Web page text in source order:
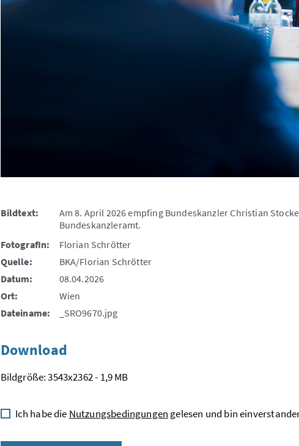
Bildtext:
Am 8. April 2026 empfing Bundeskanzler Christian
Bundeskanzleramt.
FotografIn:
Florian Schrötter
Quelle:
BKA/Florian Schrötter
Datum:
08.04.2026
Ort:
Wien
Dateiname:
_SRO9670.jpg
Download
Bildgröße: 3543x2362 - 1,9 MB
Ich habe die Nutzungsbedingungen gelesen und bin